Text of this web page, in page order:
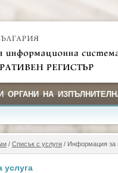
ОРГАНИ НА
/ Списък с услуги / Информация за
услуга